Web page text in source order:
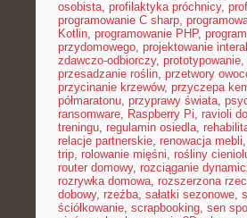
osobista, profilaktyka próchnicy,
programowanie C sharp,
Kotlin, programowanie PHP,
przydomowego, projektowanie
zdawczo-odbiorczy, prototypowanie,
przesadzanie roślin, przetwory
przycinanie krzewów, przyczepa
półmaratonu, przyprawy świata,
ransomware, Raspberry Pi, ravioli
treningu, regulamin osiedla,
relacje partnerskie, renowacja mebli,
trip, rolowanie mięśni, rośliny
router domowy, rozciąganie
rozrywka domowa, rozszerzona
dobowy, rzeźba, sałatki sezonowe,
ściółkowanie, scrapbooking, sen